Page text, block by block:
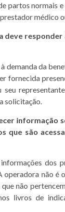
partos normais
médico
deve
demanda da
fornecida
seu
solicitação.
informação
que são
dos
operadora não
que não
livros de